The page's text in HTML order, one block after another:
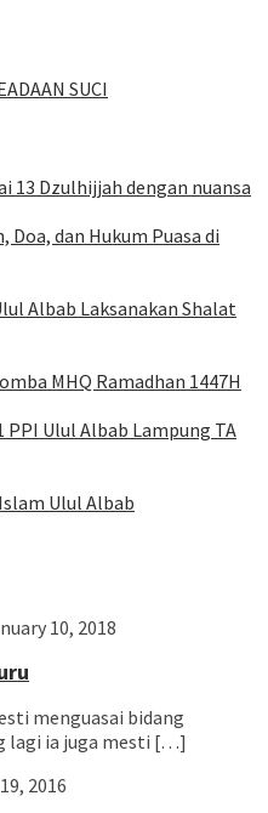
SUCI
dan Hukum Puasa di
Albab Laksanakan Shalat
MHQ Ramadhan 1447H
Ulul Albab Lampung TA
Ulul Albab
10, 2018
menguasai bidang
lagi ia juga mesti […]
2016